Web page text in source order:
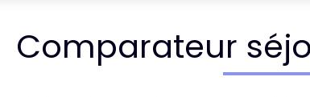
Comparateur